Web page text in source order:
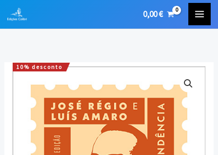
0,00€
10% desconto
preço
original
era:
preço
atual
é:
Quantidade
Régio